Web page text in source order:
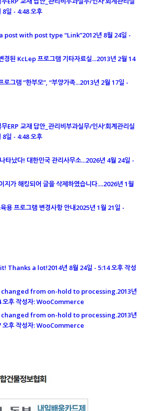
8일 - 4:48 오후
post with post type “Link”2012년 8월 24일 -
경된 KcLep 프로그램 기타자료실...2013년 2월 14
그램 “한부모”, “부양가족...2013년 2월 17일 -
ERP 교재 답안_관리비부과실무/인사’회계관리실
8일 - 4:48 오후
타났다! 대한민국 관리사무소...2026년 4월 24일 -
지가 해킹되어 글을 삭제하였습니다....2026년 1월
용 프로그램 변경사항 안내2025년 1월 21일 -
Thanks a lot!2014년 8월 24일 - 5:14 오후 작성
from on-hold to processing.2013년
오후 작성자: WooCommerce
from on-hold to processing.2013년
오후 작성자: WooCommerce